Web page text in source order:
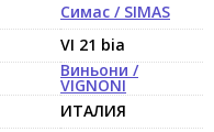
Симас / SIMAS
VI 21 bia
Виньони /
VIGNONI
ИТАЛИЯ